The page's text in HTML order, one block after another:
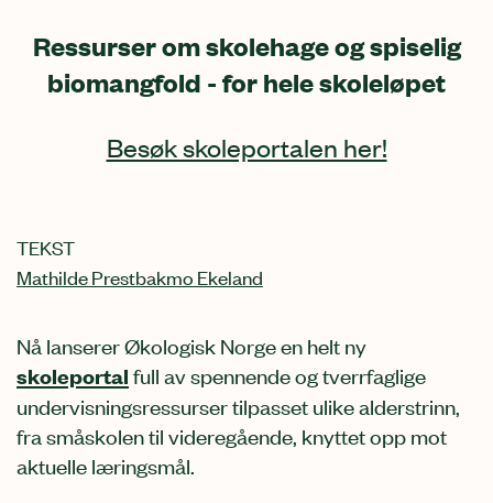
Ressurser om skolehage og spiselig
biomangfold - for hele skoleløpet
Besøk skoleportalen her!
TEKST
Mathilde Prestbakmo Ekeland
Nå lanserer Økologisk Norge en helt ny
skoleportal full av spennende og tverrfaglige
undervisningsressurser tilpasset ulike alderstrinn,
fra småskolen til videregående, knyttet opp mot
aktuelle læringsmål.